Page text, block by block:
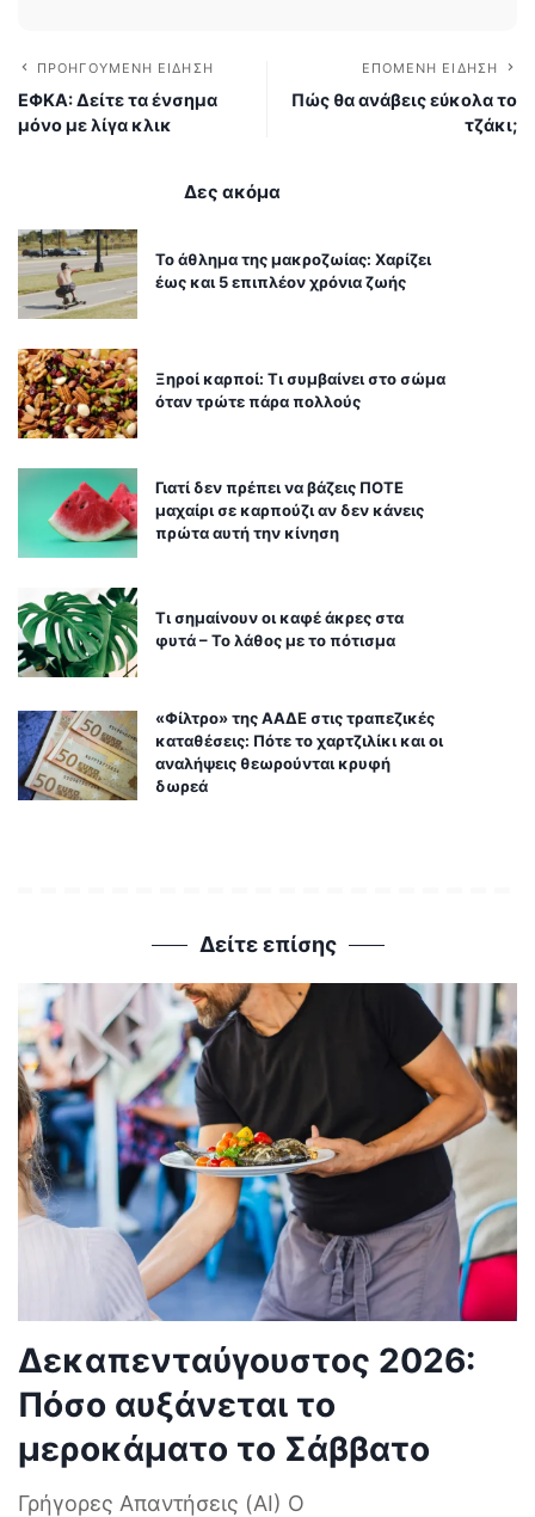
ΠΡΟΗΓΟΎΜΕΝΗ ΕΊΔΗΣΗ
ΕΦΚΑ: Δείτε τα ένσημα
μόνο με λίγα κλικ
ΕΠΌΜΕΝΗ ΕΊΔΗΣΗ
Πώς θα ανάβεις εύκολα το
τζάκι;
Δες ακόμα
Το άθλημα της μακροζωίας: Χαρίζει
έως και 5 επιπλέον χρόνια ζωής
Ξηροί καρποί: Τι συμβαίνει στο σώμα
όταν τρώτε πάρα πολλούς
Γιατί δεν πρέπει να βάζεις ΠΟΤΕ
μαχαίρι σε καρπούζι αν δεν κάνεις
πρώτα αυτή την κίνηση
Τι σημαίνουν οι καφέ άκρες στα
φυτά – Το λάθος με το πότισμα
«Φίλτρο» της ΑΑΔΕ στις τραπεζικές
καταθέσεις: Πότε το χαρτζιλίκι και οι
αναλήψεις θεωρούνται κρυφή
δωρεά
Δείτε επίσης
Δεκαπενταύγουστος 2026:
Πόσο αυξάνεται το
μεροκάματο το Σάββατο
Γρήγορες Απαντήσεις (AI) Ο